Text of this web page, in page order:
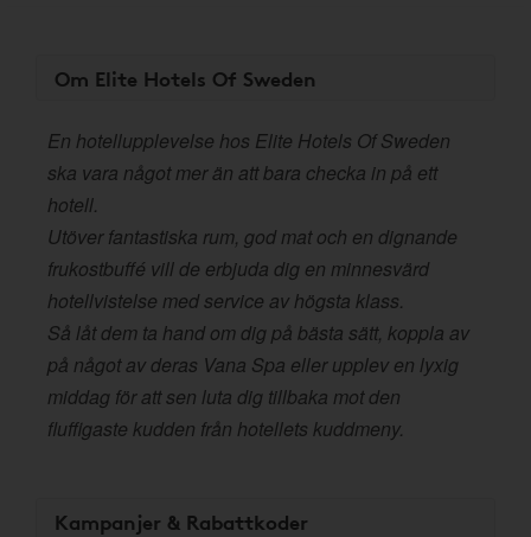
Om Elite Hotels Of Sweden
En hotellupplevelse hos Elite Hotels Of Sweden
ska vara något mer än att bara checka in på ett
hotell.
Utöver fantastiska rum, god mat och en dignande
frukostbuffé vill de erbjuda dig en minnesvärd
hotellvistelse med service av högsta klass.
Så låt dem ta hand om dig på bästa sätt, koppla av
på något av deras Vana Spa eller upplev en lyxig
middag för att sen luta dig tillbaka mot den
fluffigaste kudden från hotellets kuddmeny.
Kampanjer & Rabattkoder